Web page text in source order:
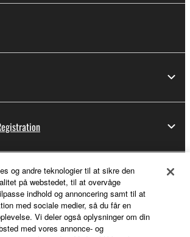
og andre teknologier til at sikre den
på webstedet, til at overvåge
indhold og annoncering samt til at
med sociale medier, så du får en
Vi deler også oplysninger om din
med vores annonce- og